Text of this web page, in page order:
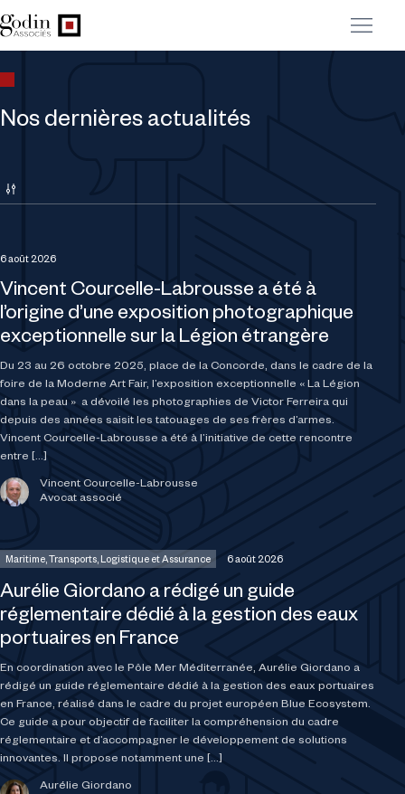
Nos dernières actualités
Choisir une expertise
Vincent Courcelle-Labrousse a été à
l’origine d’une exposition photographique
exceptionnelle sur la Légion étrangère
Du 23 au 26 octobre 2025, place de la Concorde, dans le cadre de la
foire de la Moderne Art Fair, l’exposition exceptionnelle « La Légion
dans la peau » a dévoilé les photographies de Victor Ferreira qui
depuis des années saisit les tatouages de ses frères d’armes.
Vincent Courcelle-Labrousse a été à l’initiative de cette rencontre
entre […]
Vincent Courcelle-Labrousse
Avocat associé
6 août 2026
Aurélie Giordano a rédigé un guide
réglementaire dédié à la gestion des eaux
portuaires en France
En coordination avec le Pôle Mer Méditerranée, Aurélie Giordano a
rédigé un guide réglementaire dédié à la gestion des eaux portuaires
en France, réalisé dans le cadre du projet européen Blue Ecosystem.
Ce guide a pour objectif de faciliter la compréhension du cadre
réglementaire et d’accompagner le développement de solutions
innovantes. Il propose notamment une […]
Aurélie Giordano
Maritime, Transports, Logistique et Assurance 6 août 2026